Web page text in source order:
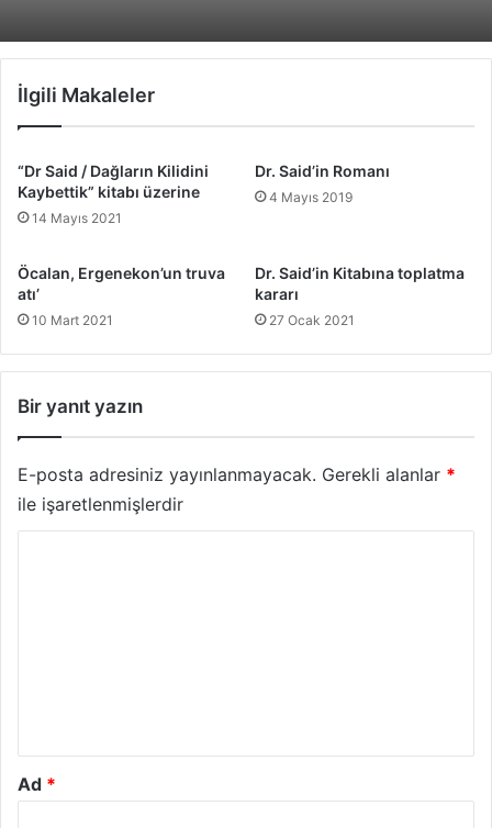
İlgili Makaleler
“Dr Said / Dağların Kilidini
Kaybettik” kitabı üzerine
14 Mayıs 2021
Dr. Said’in Romanı
4 Mayıs 2019
Öcalan, Ergenekon’un truva
atı’
10 Mart 2021
Dr. Said’in Kitabına toplatma
kararı
27 Ocak 2021
Bir yanıt yazın
E-posta adresiniz yayınlanmayacak. Gerekli alanlar *
ile işaretlenmişlerdir
Ad *